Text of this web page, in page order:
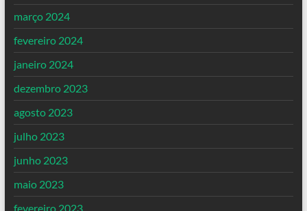
março 2024
fevereiro 2024
janeiro 2024
dezembro 2023
agosto 2023
julho 2023
junho 2023
maio 2023
fevereiro 2023